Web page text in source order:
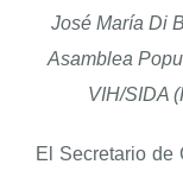
José María Di
Asamblea
VIH/SIDA
El Secretario de